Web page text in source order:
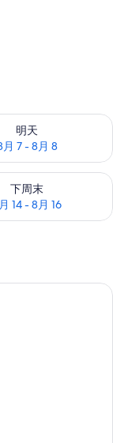
明天
月 7 - 8月 8
房情况：8月 7 -
下周末
14 - 8月 16
空房情况：8月